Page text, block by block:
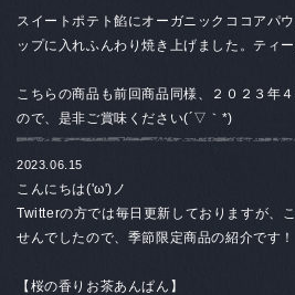
スイートポテト餡にオーガニックココアパ
ップに入れふんわり焼き上げました。ティ
こちらの商品も前回商品同様、２０２３年
ので、是非ご賞味ください(´▽｀*)
2023.06.15
こんにちは('ω')ノ
Twitterの方では毎日更新しておりますが、
せんでしたので、季節限定商品の紹介です！
【桜の香りお茶あんぱん】